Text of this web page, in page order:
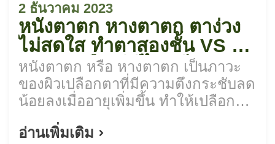
2 ธันวาคม 2023
หนังตาตก หางตาตก ตาง่วง
ไม่สดใส ทำตาสองชั้น VS ยก
หางตา เลือกวิธีไหนดี?
หนังตาตก หรือ หางตาตก เป็นภาวะ
ของผิวเปลือกตาที่มีความตึงกระชับลด
น้อยลงเมื่ออายุเพิ่มขึ้น ทำให้เปลือกตา
หย่อนคล้อยและขอบตาตกลงมา
มากกว่าปกติ
อ่านเพิ่มเติม